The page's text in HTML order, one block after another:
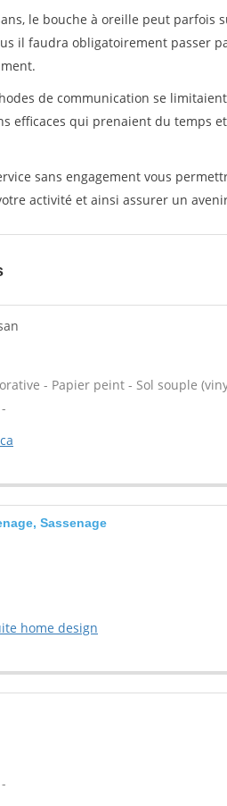
le bouche à oreille peut parfois
il faudra obligatoirement passer
de communication se
efficaces qui prenaient du temps
sans engagement vous
activité et ainsi assurer un
- Papier peint - Sol souple
Sassenage
home design